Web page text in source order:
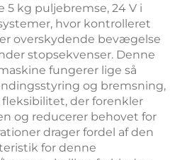
5 kg puljebremse, 24 V i
hvor kontrolleret
overskydende bevægelse
stopsekvenser. Denne
fungerer lige så
og bremsning,
der forenkler
og reducerer behovet for
drager fordel af den
for denne